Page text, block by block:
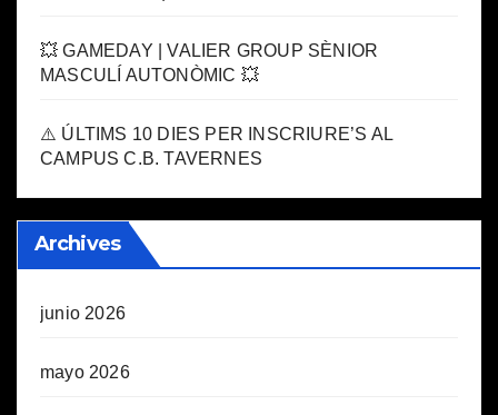
💥 GAMEDAY | VALIER GROUP SÈNIOR
MASCULÍ AUTONÒMIC 💥
⚠️ ÚLTIMS 10 DIES PER INSCRIURE’S AL
CAMPUS C.B. TAVERNES
Archives
junio 2026
mayo 2026